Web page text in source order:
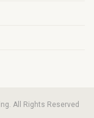
All Rights Reserved